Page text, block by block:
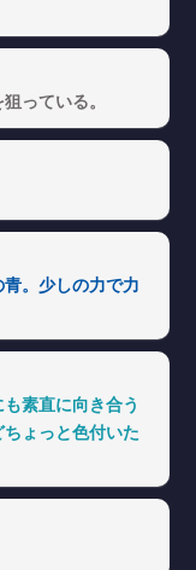
っている。
。少しの力で力
素直に向き合う
ょっと色付いた